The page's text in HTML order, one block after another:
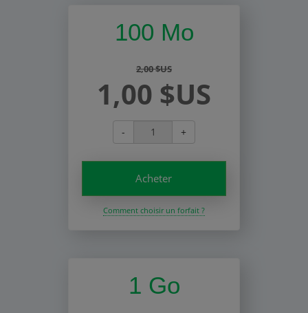
100 Mo
2,00 $US
1,00 $US
- +
Acheter
Comment choisir un forfait ?
1 Go